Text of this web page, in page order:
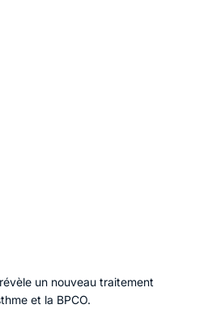
un nouveau traitement
et la BPCO.